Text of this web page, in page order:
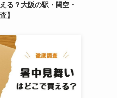
る？大阪の駅・関空・
】